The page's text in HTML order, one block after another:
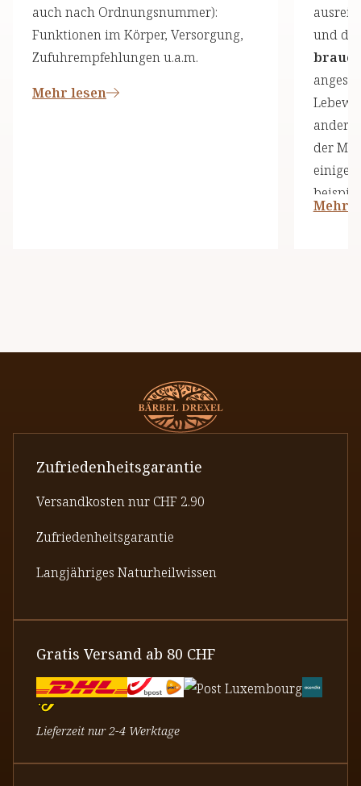
auch nach Ordnungsnummer):
Funktionen im Körper, Versorgung,
Zufuhrempfehlungen u.a.m.
Mehr lesen
und
andere
der
einige
und
Mehr
Zufriedenheitsgarantie
Versandkosten nur CHF 2.90
Zufriedenheitsgarantie
Langjähriges Naturheilwissen
Gratis Versand ab 80 CHF
Lieferzeit nur 2-4 Werktage